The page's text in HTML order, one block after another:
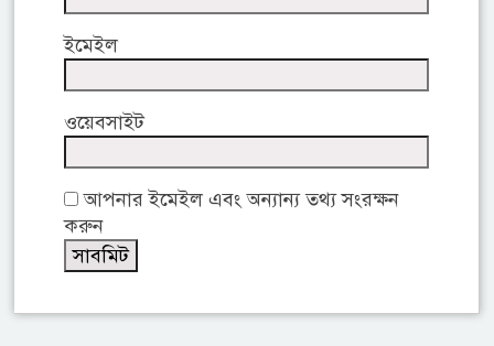
ইমেইল
ওয়েবসাইট
আপনার ইমেইল এবং অন্যান্য তথ্য সংরক্ষন
করুন